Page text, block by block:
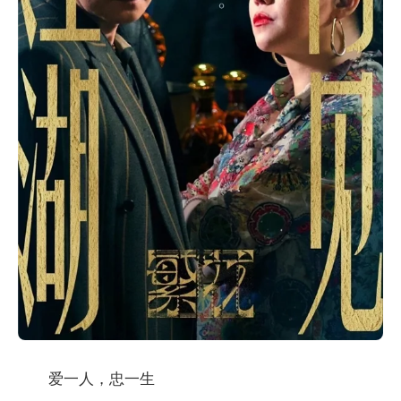
爱一人，忠一生